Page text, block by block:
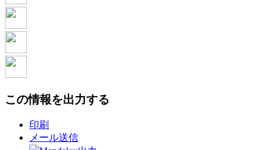
この情報を出力する
印刷
メール送信